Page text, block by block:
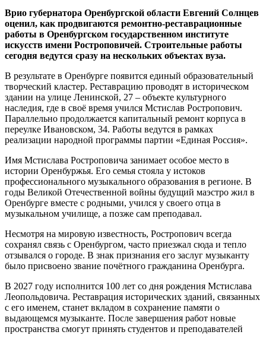
Врио губернатора Оренбургской области Евгений Солнцев
оценил, как продвигаются ремонтно-реставрационные
работы в Оренбургском государственном институте
искусств имени Ростроповичей. Строительные работы
сегодня ведутся сразу на нескольких объектах вуза.
В результате в Оренбурге появится единый образовательный
творческий кластер. Реставрацию проводят в историческом
здании на улице Ленинской, 27 – объекте культурного
наследия, где в своё время учился Мстислав Ростропович.
Параллельно продолжается капитальный ремонт корпуса в
переулке Ивановском, 34. Работы ведутся в рамках
реализации народной программы партии «Единая Россия».
Имя Мстислава Ростроповича занимает особое место в
истории Оренбуржья. Его семья стояла у истоков
профессионального музыкального образования в регионе. В
годы Великой Отечественной войны будущий маэстро жил в
Оренбурге вместе с родными, учился у своего отца в
музыкальном училище, а позже сам преподавал.
Несмотря на мировую известность, Ростропович всегда
сохранял связь с Оренбургом, часто приезжал сюда и тепло
отзывался о городе. В знак признания его заслуг музыканту
было присвоено звание почётного гражданина Оренбурга.
В 2027 году исполнится 100 лет со дня рождения Мстислава
Леопольдовича. Реставрация исторических зданий, связанных
с его именем, станет вкладом в сохранение памяти о
выдающемся музыканте. После завершения работ новые
пространства смогут принять студентов и преподавателей